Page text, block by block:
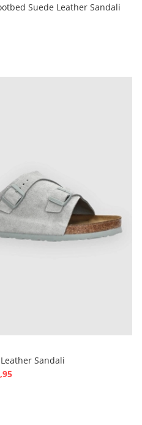
Suede Leather Sandali
Sandali